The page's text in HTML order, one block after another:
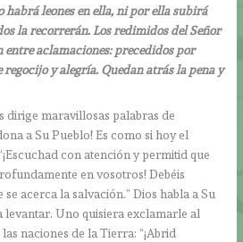
habrá leones en ella, ni por ella subirá
la recorrerán. Los redimidos del Señor
entre aclamaciones: precedidos por
regocijo y alegría. Quedan atrás la pena y
dirige maravillosas palabras de
a Su Pueblo! Es como si hoy el
con atención y permitid que
en vosotros! Debéis
acerca la salvación.” Dios habla a Su
Uno quisiera exclamarle al
naciones de la Tierra: “¡Abrid